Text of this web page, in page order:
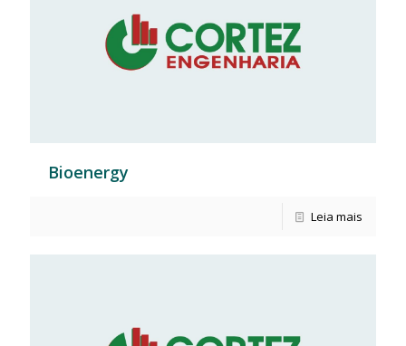
Bioenergy
Leia mais